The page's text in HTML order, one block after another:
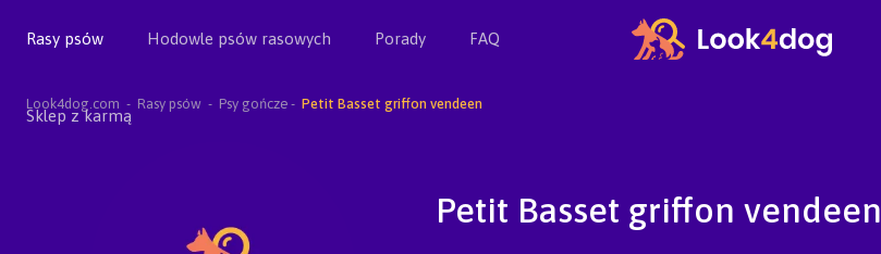
Rasy psów Hodowle psów rasowych Porady FAQ
Sklep z karmą
Look4dog.com Rasy psów Psy gończe Petit Basset griffon vendeen
Petit Basset griffon vendeen